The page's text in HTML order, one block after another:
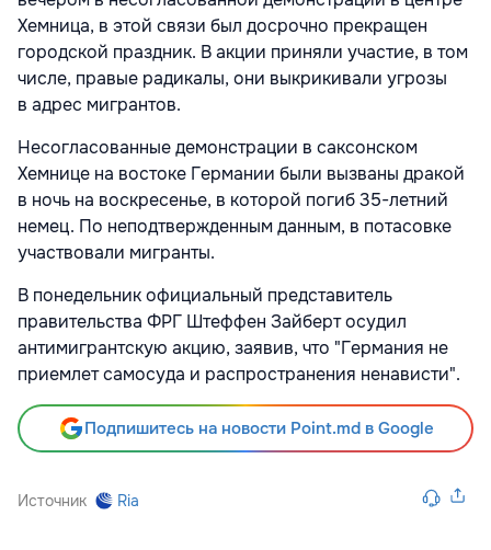
Хемница, в этой связи был досрочно прекращен
городской праздник. В акции приняли участие, в том
числе, правые радикалы, они выкрикивали угрозы
в адрес мигрантов.
Несогласованные демонстрации в саксонском
Хемнице на востоке Германии были вызваны дракой
в ночь на воскресенье, в которой погиб 35-летний
немец. По неподтвержденным данным, в потасовке
участвовали мигранты.
В понедельник официальный представитель
правительства ФРГ Штеффен Зайберт осудил
антимигрантскую акцию, заявив, что "Германия не
приемлет самосуда и распространения ненависти".
Подпишитесь на новости Point.md в Google
Источник Ria